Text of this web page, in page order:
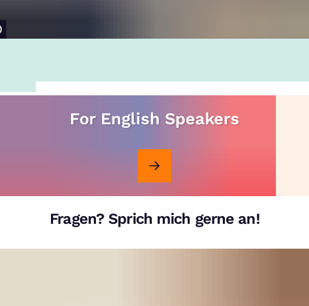
For English Speakers
Fragen? Sprich mich gerne an!